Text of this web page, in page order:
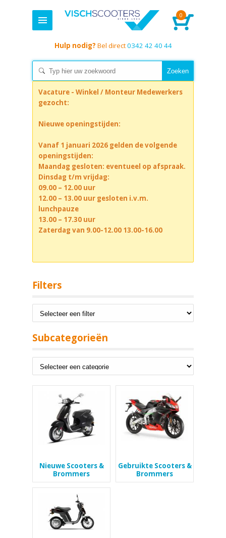
0
Hulp nodig? Bel direct0342 42 40 44
Vacature - Winkel / Monteur Medewerkers
gezocht:
Nieuwe openingstijden:
Vanaf 1 januari 2026 gelden de volgende
openingstijden:
Maandag gesloten: eventueel op afspraak.
Dinsdag t/m vrijdag:
09.00 – 12.00 uur
12.00 – 13.00 uur gesloten i.v.m.
lunchpauze
13.00 – 17.30 uur
Zaterdag van 9.00-12.00 13.00-16.00
Filters
Subcategorieën
Nieuwe Scooters &
Brommers
Gebruikte Scooters &
Brommers